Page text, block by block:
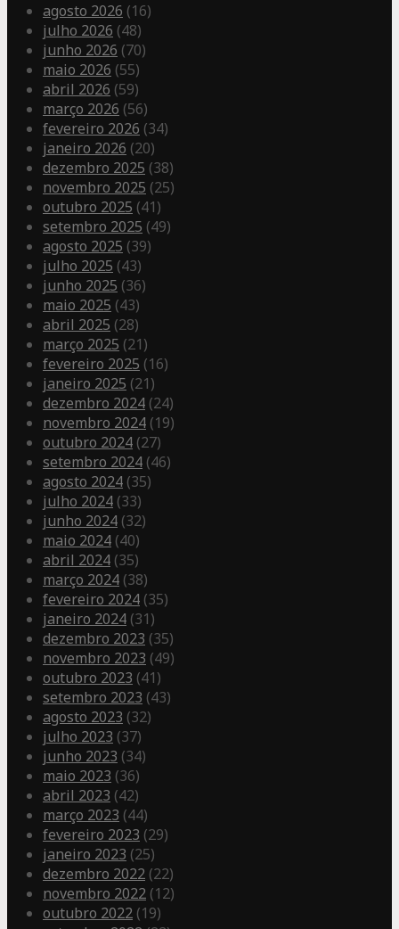
agosto 2026 (16)
julho 2026 (48)
junho 2026 (70)
maio 2026 (55)
abril 2026 (59)
março 2026 (56)
fevereiro 2026 (34)
janeiro 2026 (20)
dezembro 2025 (38)
novembro 2025 (25)
outubro 2025 (41)
setembro 2025 (49)
agosto 2025 (39)
julho 2025 (43)
junho 2025 (36)
maio 2025 (43)
abril 2025 (28)
março 2025 (21)
fevereiro 2025 (16)
janeiro 2025 (21)
dezembro 2024 (24)
novembro 2024 (19)
outubro 2024 (27)
setembro 2024 (46)
agosto 2024 (35)
julho 2024 (33)
junho 2024 (32)
maio 2024 (40)
abril 2024 (35)
março 2024 (38)
fevereiro 2024 (35)
janeiro 2024 (31)
dezembro 2023 (35)
novembro 2023 (49)
outubro 2023 (41)
setembro 2023 (43)
agosto 2023 (32)
julho 2023 (37)
junho 2023 (34)
maio 2023 (36)
abril 2023 (42)
março 2023 (44)
fevereiro 2023 (29)
janeiro 2023 (25)
dezembro 2022 (22)
novembro 2022 (12)
outubro 2022 (19)